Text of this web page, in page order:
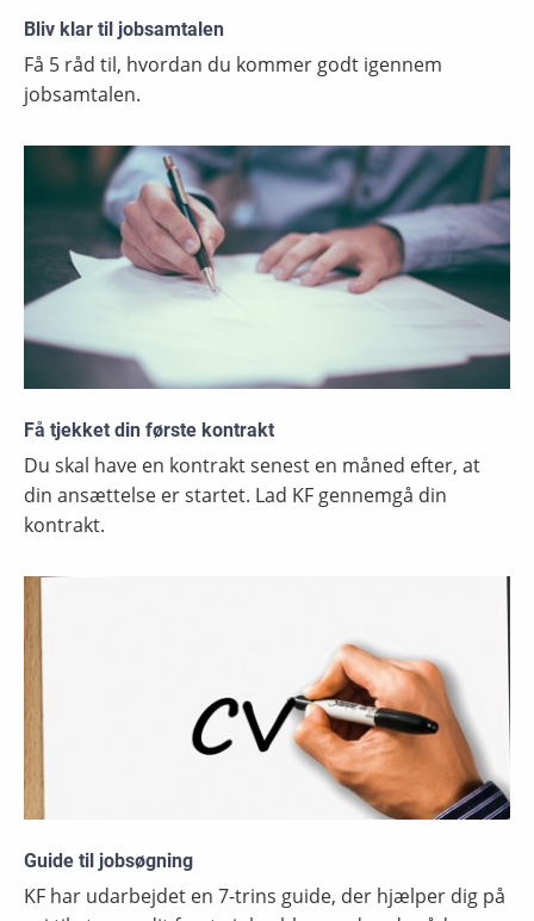
Bliv klar til jobsamtalen
Få 5 råd til, hvordan du kommer godt igennem
jobsamtalen.
Få tjekket din første kontrakt
Du skal have en kontrakt senest en måned efter, at
din ansættelse er startet. Lad KF gennemgå din
kontrakt.
Guide til jobsøgning
KF har udarbejdet en 7-trins guide, der hjælper dig på